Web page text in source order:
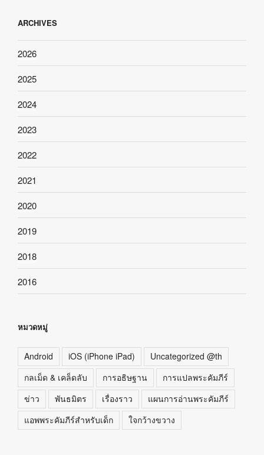
ARCHIVES
2026
2025
2024
2023
2022
2021
2020
2019
2018
2016
หมวดหมู่
Android iOS (iPhone iPad)
Uncategorized @th
กลเม็ด & เคล็ดลับ
การอธิษฐาน
การแปลพระคัมภีร์
ข่าว
พันธมิตร เรื่องราว
แผนการอ่านพระคัมภีร์
แอพพระคัมภีร์สำหรับเด็ก
ใจกว้างขวาง